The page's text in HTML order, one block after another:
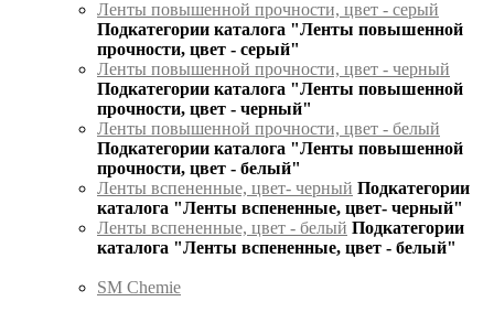
Ленты повышенной прочности, цвет - серый
Подкатегории каталога "Ленты повышенной
прочности, цвет - серый"
Ленты повышенной прочности, цвет - черный
Подкатегории каталога "Ленты повышенной
прочности, цвет - черный"
Ленты повышенной прочности, цвет - белый
Подкатегории каталога "Ленты повышенной
прочности, цвет - белый"
Ленты вспененные, цвет- черный Подкатегории
каталога "Ленты вспененные, цвет- черный"
Ленты вспененные, цвет - белый Подкатегории
каталога "Ленты вспененные, цвет - белый"
SM Chemie